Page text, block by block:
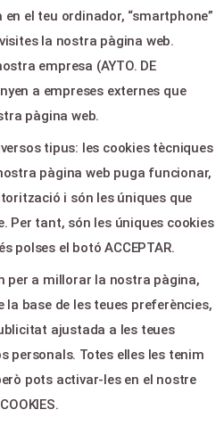
la Constitucion,5 -
del Segura 03140
el teu ordinador, “smartphone”
la nostra pàgina web.
empresa (AYTO. DE
a empreses externes que
pàgina web.
tipus: les cookies tècniques
pàgina web puga funcionar,
i són les úniques que
Per tant, són les úniques cookies
polses el botó ACCEPTAR.
per a millorar la nostra pàgina,
base de les teues preferències,
ajustada a les teues
personals. Totes elles les tenim
pots activar-les en el nostre